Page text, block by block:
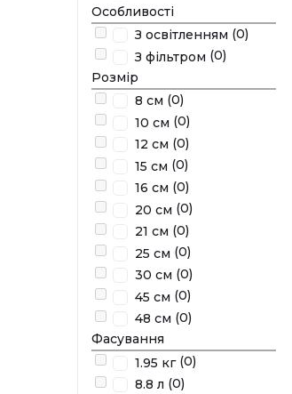
Особливості
З освітленням (0)
З фільтром (0)
Розмір
8 см (0)
10 см (0)
12 см (0)
15 см (0)
16 см (0)
20 см (0)
21 см (0)
25 см (0)
30 см (0)
45 см (0)
48 см (0)
Фасування
1.95 кг (0)
8.8 л (0)